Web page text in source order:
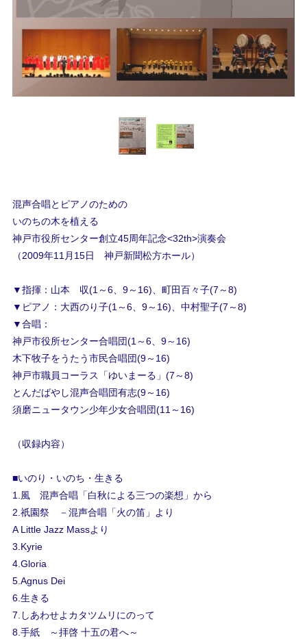
混声合唱とピアノのための
いのちの木を植える
神戸市役所センター創立45周年記念<32th>演奏会
（2009年11月15日 神戸新聞松方ホール）
▼指揮：山本 収(1～6、9～16)、町田百々子(7～8)
▼ピアノ：大西のり子(1～6、9～16)、中村聖子(7～8)
▼合唱：
神戸市役所センター合唱団(1～6、9～16)
木下牧子をうたう市民合唱団(9～16)
神戸市職員コーラス「ゆいまーる」(7～8)
とんだばやし混声合唱団有志(9～16)
須磨ニュータウン少年少女合唱団(11～16)
（収録内容）
■いのり・いのち・生きる
1.風 混声合唱「白秋による三つの楽想」から
2.祇園祭 －混声合唱「火の笛」より
A Little Jazz Massより
3.Kyrie
4.Gloria
5.Agnus Dei
6.生きる
7.しあわせよカタツムリにのって
8.手紙 ～拝啓 十五の君へ～